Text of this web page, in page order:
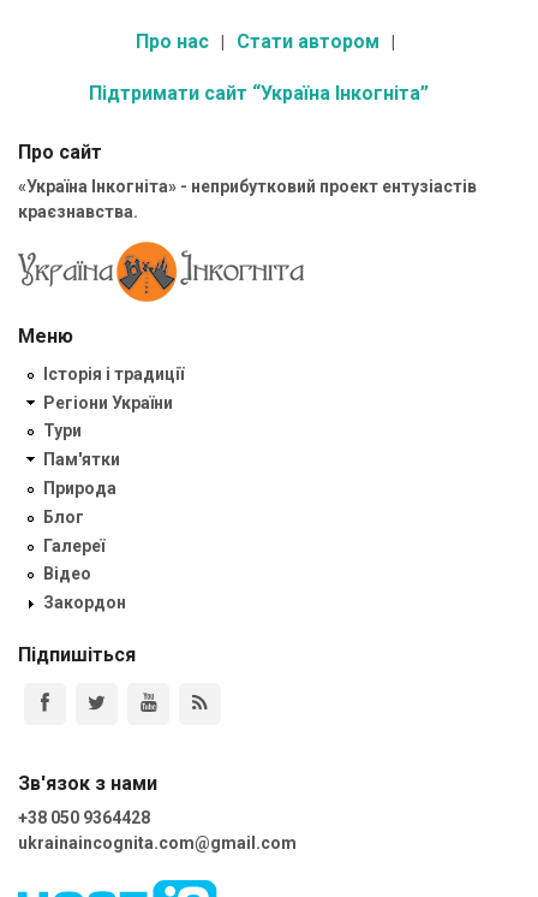
Про нас Стати автором
Підтримати сайт “Україна Інкогніта”
Про сайт
«Україна Інкогніта» - неприбутковий проект ентузіастів
краєзнавства.
Меню
Історія і традиції
Регіони України
Тури
Пам'ятки
Природа
Блог
Галереї
Відео
Закордон
Підпишіться
Зв'язок з нами
+38 050 9364428
ukrainaincognita.com@gmail.com